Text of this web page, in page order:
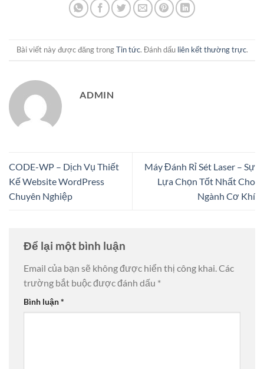
Bài viết này được đăng trongTin tức. Đánh dấu liên kết thường trực.
ADMIN
CODE-WP – Dịch Vụ Thiết
Kế Website WordPress
Chuyên Nghiệp
Máy Đánh Rỉ Sét Laser – Sự
Lựa Chọn Tốt Nhất Cho
Ngành Cơ Khí
Để lại một bình luận
Email của bạn sẽ không được hiển thị công khai.Các
trường bắt buộc được đánh dấu *
Bình luận*